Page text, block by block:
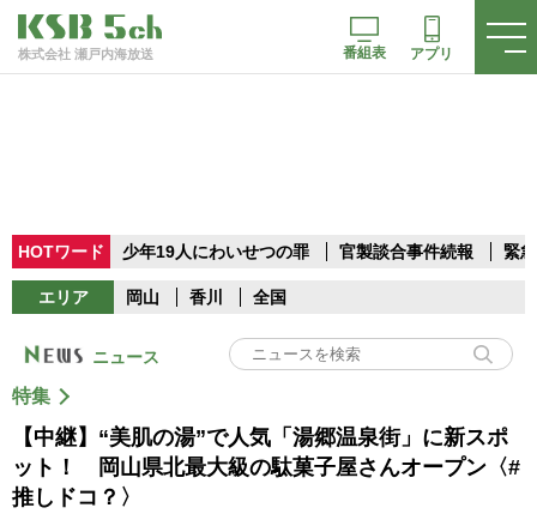
株式会社 瀬戸内海放送 番組表 アプリ
HOTワード 少年19人にわいせつの罪 官製談合事件続報 緊
エリア 岡山 香川 全国
ニュース
特集
【中継】“美肌の湯”で人気「湯郷温泉街」に新スポ
ット！ 岡山県北最大級の駄菓子屋さんオープン〈#
推しドコ？〉